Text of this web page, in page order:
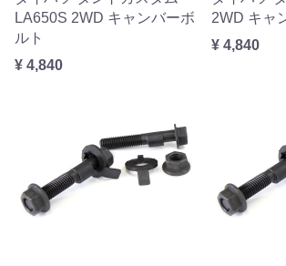
LA650S 2WD キャンバーボ
ルト
¥ 4,840
2WD キャ
¥ 4,840